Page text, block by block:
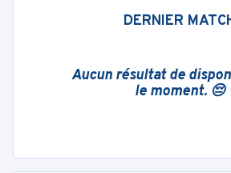
DERNIER
Aucun résultat de
le moment. 😔